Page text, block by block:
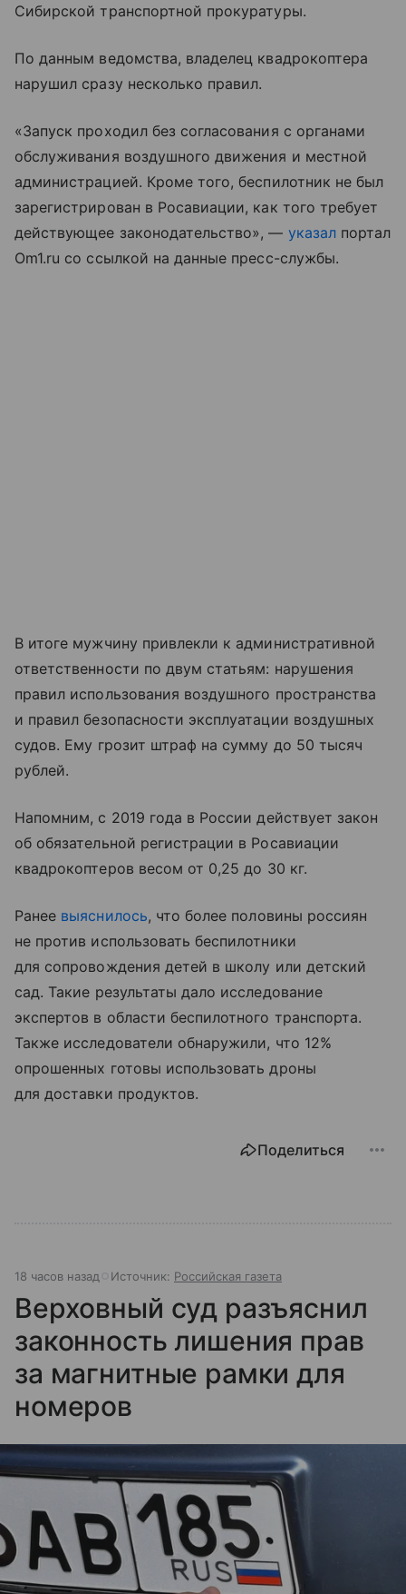
Сибирской транспортной прокуратуры.
По данным ведомства, владелец квадрокоптера
нарушил сразу несколько правил.
«Запуск проходил без согласования с органами
обслуживания воздушного движения и местной
администрацией. Кроме того, беспилотник не был
зарегистрирован в Росавиации, как того требует
действующее законодательство», — указалпортал
Om1.ru со ссылкой на данные пресс-службы.
В итоге мужчину привлекли к административной
ответственности по двум статьям: нарушения
правил использования воздушного пространства
и правил безопасности эксплуатации воздушных
судов. Ему грозит штраф на сумму до 50 тысяч
рублей.
Напомним, с 2019 года в России действует закон
об обязательной регистрации в Росавиации
квадрокоптеров весом от 0,25 до 30 кг.
Ранее выяснилось, что более половины россиян
не против использовать беспилотники
для сопровождения детей в школу или детский
сад. Такие результаты дало исследование
экспертов в области беспилотного транспорта.
Также исследователи обнаружили, что 12%
опрошенных готовы использовать дроны
для доставки продуктов.
Поделиться
18 часов назад Источник: Российская газета
Верховный суд разъяснил
законность лишения прав
за магнитные рамки для
номеров